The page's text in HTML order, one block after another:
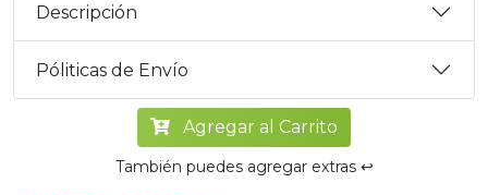
Descripción
Póliticas de Envío
Agregar al Carrito
También puedes agregar extras ↩️